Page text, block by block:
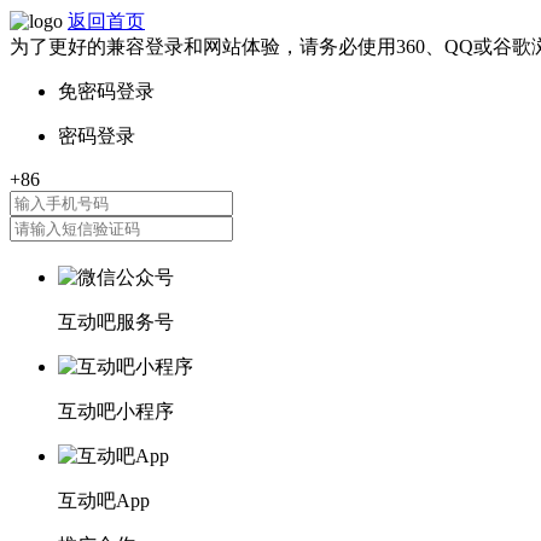
返回首页
为了更好的兼容登录和网站体验，请务必使用360、QQ或谷歌
互动吧服务号
互动吧小程序
互动吧App